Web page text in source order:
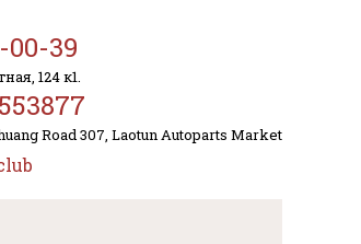
00-39
124 к1.
Road 307, Laotun Autoparts Market